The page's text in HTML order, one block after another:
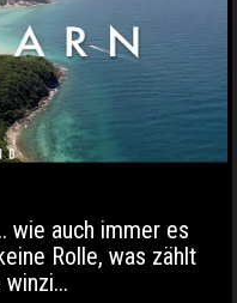
wie auch immer es
Rolle, was zählt